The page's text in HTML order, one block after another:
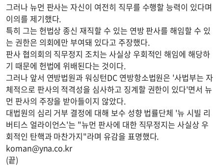
그러나 뉴먼 판사는 자신이 여전히 직무를 수행할 능력이 있다며
이의를 제기했다.
특히 그는 헌법상 종신 재직할 수 있는 연방 판사를 해임할 수 있
는 권한은 의회에만 부여돼 있다고 주장했다.
판사 협의회의 직무정지 조치는 사실상 우회적인 해임에 해당하
기 때문에 헌법에 위배된다는 것이다.
그러나 앞서 연방법원과 워싱턴DC 연방항소법원은 '사법부는 자
체적으로 판사의 적격성을 심사하고 징계할 권한이 있다'면서 뉴
먼 판사의 주장을 받아들이지 않았다.
대법원의 심리 거부 결정에 대해 보수 성향 법률단체 '뉴 시빌 리
버티스 얼라이언스'는 "뉴먼 판사에 대한 직무정지는 사실상 우
회적인 탄핵과 마찬가지"라며 유감을 표명했다.
koman@yna.co.kr
(끝)